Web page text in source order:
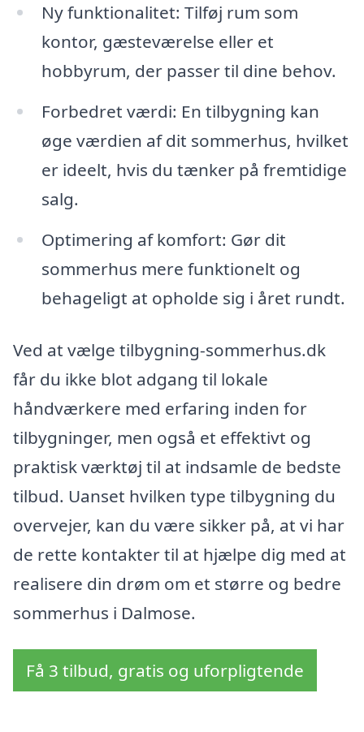
Ny funktionalitet: Tilføj rum som
kontor, gæsteværelse eller et
hobbyrum, der passer til dine behov.
Forbedret værdi: En tilbygning kan
øge værdien af dit sommerhus, hvilket
er ideelt, hvis du tænker på fremtidige
salg.
Optimering af komfort: Gør dit
sommerhus mere funktionelt og
behageligt at opholde sig i året rundt.
Ved at vælge tilbygning-sommerhus.dk
får du ikke blot adgang til lokale
håndværkere med erfaring inden for
tilbygninger, men også et effektivt og
praktisk værktøj til at indsamle de bedste
tilbud. Uanset hvilken type tilbygning du
overvejer, kan du være sikker på, at vi har
de rette kontakter til at hjælpe dig med at
realisere din drøm om et større og bedre
sommerhus i Dalmose.
Få 3 tilbud, gratis og uforpligtende